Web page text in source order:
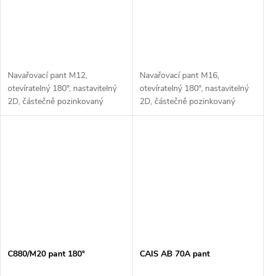
Navařovací pant M12,
otevíratelný 180°, nastavitelný
2D, částečně pozinkovaný
Navařovací pant M16,
otevíratelný 180°, nastavitelný
2D, částečně pozinkovaný
C880/M20 pant 180° CAIS AB 70A pant